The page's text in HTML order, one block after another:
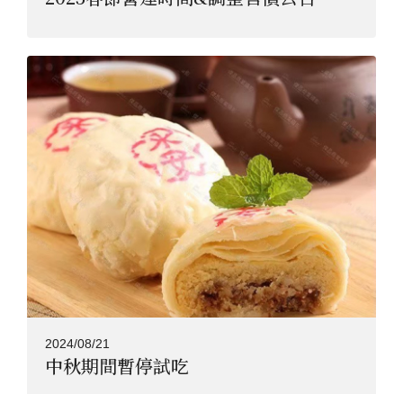
2024/08/21
中秋期間暫停試吃